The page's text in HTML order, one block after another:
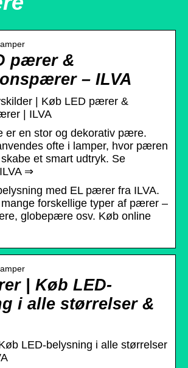
pærer &
– ILVA
| Køb LED pærer &
| ILVA
er en stor og dekorativ pære.
ofte i lamper, hvor pæren
et smart udtryk. Se
⇒
med EL pærer fra ILVA.
forskellige typer af pærer –
globepære osv. Køb online
| Køb LED-
i alle størrelser &
LED-belysning i alle størrelser